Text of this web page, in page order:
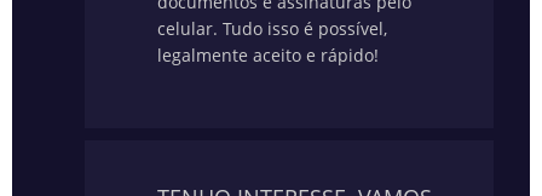
celular. Tudo isso é possível,
legalmente aceito e rápido!